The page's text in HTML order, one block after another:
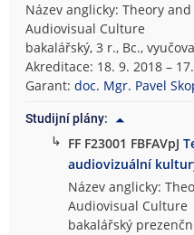
Název anglicky: Theory
Audiovisual Culture
bakalářský, 3 r., Bc.,
Akreditace: 18. 9. 2018 –
Garant:doc. Mgr. Pavel
Studijní plány:
↳ FF F23001 FBFAVpJ
audiovizuální
Název anglicky:
Audiovisual Culture
bakalářský